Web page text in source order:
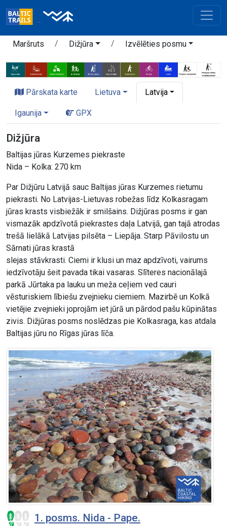
Maršruts Dižjūra Izvēlēties posmu
Pārskata karte Lietuva Latvija
Igaunija GPX
Dižjūra
Baltijas jūras Kurzemes piekraste
Nida – Kolka: 270 km
Par Dižjūru Latvijā sauc Baltijas jūras Kurzemes rietumu
piekrasti. No Latvijas-Lietuvas robežas līdz Kolkasragam
jūras krasts visbiežāk ir smilšains. Dižjūras posms ir gan
vismazāk apdzīvotā piekrastes daļa Latvijā, gan tajā atrodas
trešā lielākā Latvijas pilsēta – Liepāja. Starp Pāvilostu un
Sārnati jūras krastā
slejas stāvkrasti. Ciemi ir klusi un maz apdzīvoti, vairums
iedzīvotāju šeit pavada tikai vasaras. Slīteres nacionālajā
parkā Jūrtaka pa lauku un meža ceļiem ved cauri
vēsturiskiem lībiešu zvejnieku ciemiem. Mazirbē un Kolkā
vietējie zvejnieki joprojām iet jūrā un pārdod pašu kūpinātas
zivis. Dižjūras posms noslēdzas pie Kolkasraga, kas atdala
Baltijas jūru no Rīgas jūras līča.
1. posms. Nida - Pape.